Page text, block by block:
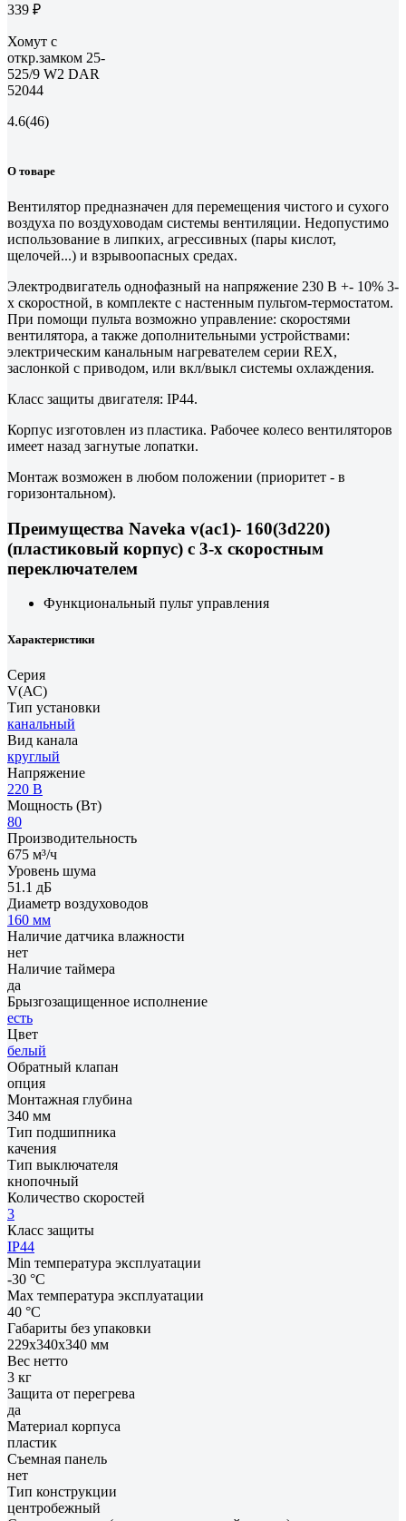
339 ₽
Хомут с
откр.замком 25-
525/9 W2 DAR
52044
4.6(46)
О товаре
Вентилятор предназначен для перемещения чистого и сухого
воздуха по воздуховодам системы вентиляции. Недопустимо
использование в липких, агрессивных (пары кислот,
щелочей...) и взрывоопасных средах.
Электродвигатель однофазный на напряжение 230 В +- 10% 3-
х скоростной, в комплекте с настенным пультом-термостатом.
При помощи пульта возможно управление: скоростями
вентилятора, а также дополнительными устройствами:
электрическим канальным нагревателем серии REX,
заслонкой с приводом, или вкл/выкл системы охлаждения.
Класс защиты двигателя: IP44.
Корпус изготовлен из пластика. Рабочее колесо вентиляторов
имеет назад загнутые лопатки.
Монтаж возможен в любом положении (приоритет - в
горизонтальном).
Преимущества Naveka v(ac1)- 160(3d220)
(пластиковый корпус) с 3-х скоростным
переключателем
Функциональный пульт управления
Характеристики
Серия
V(АС)
Тип установки
канальный
Вид канала
круглый
Напряжение
220 В
Мощность (Вт)
80
Производительность
675 м³/ч
Уровень шума
51.1 дБ
Диаметр воздуховодов
160 мм
Наличие датчика влажности
нет
Наличие таймера
да
Брызгозащищенное исполнение
есть
Цвет
белый
Обратный клапан
опция
Монтажная глубина
340 мм
Тип подшипника
качения
Тип выключателя
кнопочный
Количество скоростей
3
Класс защиты
IP44
Min температура эксплуатации
-30 °С
Max температура эксплуатации
40 °С
Габариты без упаковки
229x340x340 мм
Вес нетто
3 кг
Защита от перегрева
да
Материал корпуса
пластик
Съемная панель
нет
Тип конструкции
центробежный